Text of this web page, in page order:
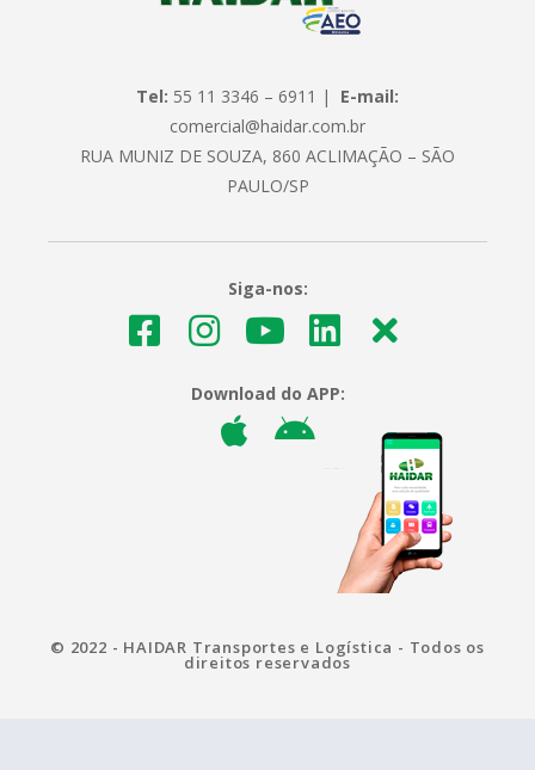
Tel: 55 11 3346 – 6911 | E-mail:
comercial@haidar.com.br
RUA MUNIZ DE SOUZA, 860 ACLIMAÇÃO – SÃO
PAULO/SP
Siga-nos:
Download do APP:
© 2022 - HAIDAR Transportes e Logística - Todos os
direitos reservados